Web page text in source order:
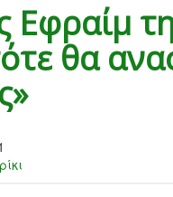
Εφραίμ
θα